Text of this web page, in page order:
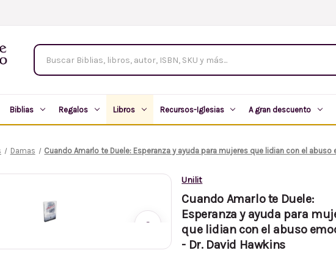
Buscar
productos
Biblias Regalos Libros Recursos-Iglesias A gran descuento
Damas Cuando Amarlo te Duele: Esperanza y ayuda para mujeres que lidian con el abuso
⌕
Unilit
Cuando Amarlo te Duele:
Esperanza y ayuda para
que lidian con el abuso
- Dr. David Hawkins